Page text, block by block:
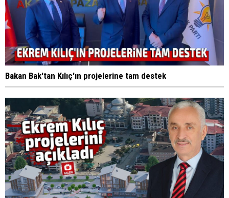
Bakan Bak'tan Kılıç'ın projelerine tam destek